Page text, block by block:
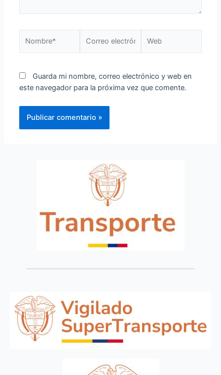
Guarda mi nombre, correo electrónico y web en
este navegador para la próxima vez que comente.